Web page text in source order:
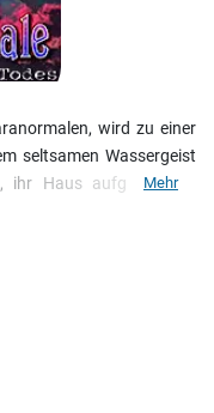
wird zu einer
seltsamen Wassergeist
Haus aufgrund der
Greenville ist. Julias Tod
Mehr